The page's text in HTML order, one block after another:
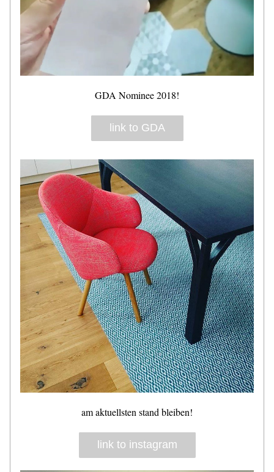
GDA Nominee 2018!
link to GDA
am aktuellsten stand bleiben!
link to instagram